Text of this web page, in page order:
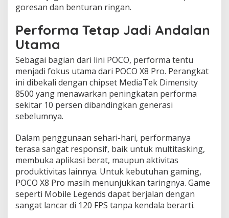
goresan dan benturan ringan.
Performa Tetap Jadi Andalan
Utama
Sebagai bagian dari lini POCO, performa tentu
menjadi fokus utama dari POCO X8 Pro. Perangkat
ini dibekali dengan chipset MediaTek Dimensity
8500 yang menawarkan peningkatan performa
sekitar 10 persen dibandingkan generasi
sebelumnya.
Dalam penggunaan sehari-hari, performanya
terasa sangat responsif, baik untuk multitasking,
membuka aplikasi berat, maupun aktivitas
produktivitas lainnya. Untuk kebutuhan gaming,
POCO X8 Pro masih menunjukkan taringnya. Game
seperti Mobile Legends dapat berjalan dengan
sangat lancar di 120 FPS tanpa kendala berarti.